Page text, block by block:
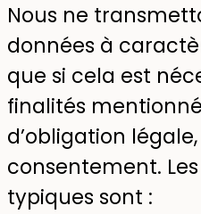
Nous ne
données à
que si cela est
finalités
d’obligation
consentement.
typiques sont :